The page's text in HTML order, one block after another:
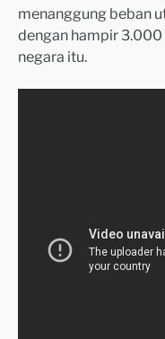
menanggung beban
dengan hampir
negara itu.